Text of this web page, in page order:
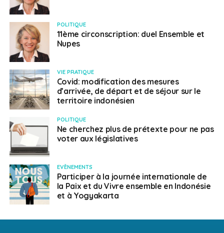
POLITIQUE
11ème circonscription: duel Ensemble et
Nupes
VIE PRATIQUE
Covid: modification des mesures
d’arrivée, de départ et de séjour sur le
territoire indonésien
POLITIQUE
Ne cherchez plus de prétexte pour ne pas
voter aux législatives
EVÈNEMENTS
Participer à la journée internationale de
la Paix et du Vivre ensemble en Indonésie
et à Yogyakarta